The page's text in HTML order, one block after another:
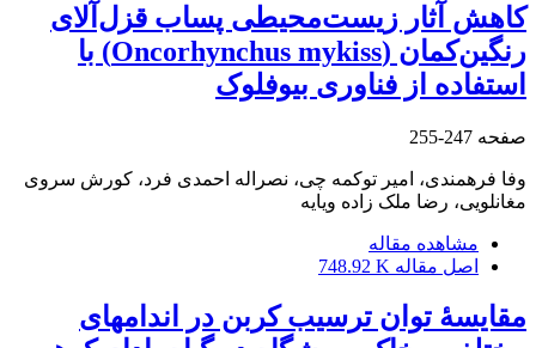
کاهش آثار زیست‌محیطی پساب قزل‌آلای
رنگین‌کمان (Oncorhynchus mykiss) با
استفاده از فناوری بیوفلوک
صفحه 247-255
وفا فرهمندی، امیر توکمه چی، نصراله احمدی فرد، کورش سروی
مغانلویی، رضا ملک زاده ویایه
مشاهده مقاله
اصل مقاله 748.92 K
مقایسۀ توان ترسیب کربن در اندام‏های